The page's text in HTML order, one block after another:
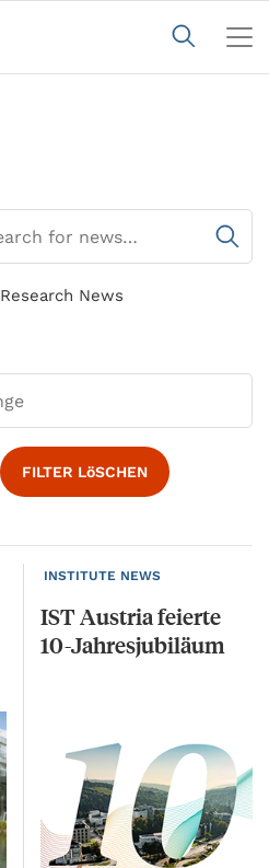
Research News
FILTER LöSCHEN
INSTITUTE NEWS
ISTAustriafeierte
10-Jahresjubiläum